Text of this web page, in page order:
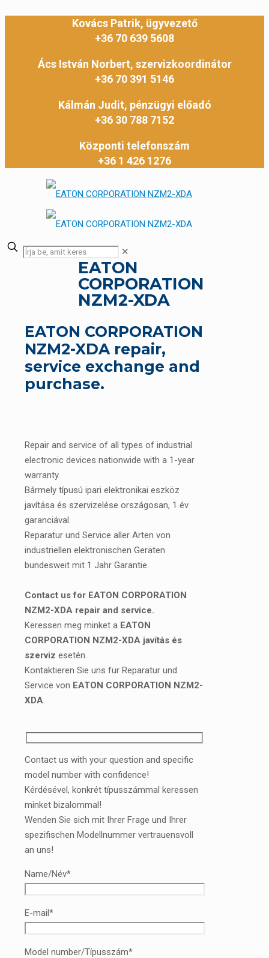
Kovács Patrik, ügyvezető
+36 70 639 5608
Ács István Norbert, szervizkoordinátor
+36 70 391 5146
Kálmán Judit, pénzügyi előadó
+36 30 788 7152
Központi telefonszám
+36 1 426 1276
✕
EATON
CORPORATION
NZM2-XDA
EATON CORPORATION
NZM2-XDA repair,
service exchange and
purchase.
Repair and service of all types of industrial
electronic devices nationwide with a 1-year
warranty.
Bármely típusú ipari elektronikai eszköz
javítása és szervizelése országosan, 1 év
garanciával.
Reparatur und Service aller Arten von
industriellen elektronischen Geräten
bundesweit mit 1 Jahr Garantie.
Contact us for EATON CORPORATION
NZM2-XDA repair and service.
Keressen meg minket a EATON
CORPORATION NZM2-XDA javítás és
szerviz esetén.
Kontaktieren Sie uns für Reparatur und
Service von EATON CORPORATION NZM2-
XDA.
Contact us with your question and specific
model number with confidence!
Kérdésével, konkrét típusszámmal keressen
minket bizalommal!
Wenden Sie sich mit Ihrer Frage und Ihrer
spezifischen Modellnummer vertrauensvoll
an uns!
Name/Név*
E-mail*
Model number/Típusszám*